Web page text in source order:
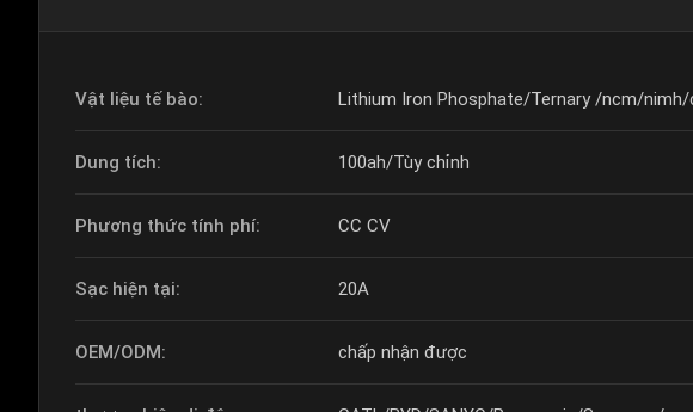
Vật liệu tế bào: Lithium Iron Phosphate/Ternary /ncm/
Dung tích: 100ah/Tùy chỉnh
Phương thức tính phí: CC CV
Sạc hiện tại: 20A
OEM/ODM: chấp nhận được